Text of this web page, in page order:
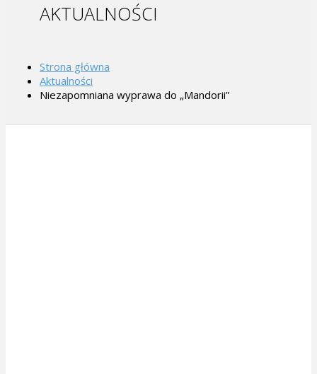
AKTUALNOŚCI
Strona główna
Aktualności
Niezapomniana wyprawa do „Mandorii”